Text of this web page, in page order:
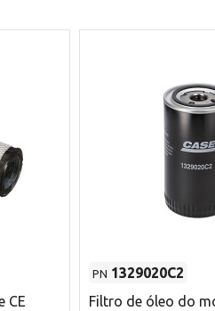
CE
PN 1329020C2
Filtro de óleo do